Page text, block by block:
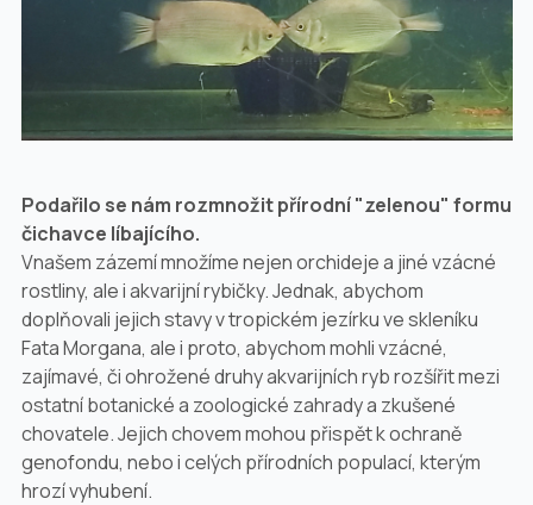
Podařilo se nám rozmnožit přírodní "zelenou" formu
čichavce líbajícího.
Vnašem zázemí množíme nejen orchideje a jiné vzácné
rostliny, ale i akvarijní rybičky. Jednak, abychom
doplňovali jejich stavy v tropickém jezírku ve skleníku
Fata Morgana, ale i proto, abychom mohli vzácné,
zajímavé, či ohrožené druhy akvarijních ryb rozšířit mezi
ostatní botanické a zoologické zahrady a zkušené
chovatele. Jejich chovem mohou přispět k ochraně
genofondu, nebo i celých přírodních populací, kterým
hrozí vyhubení.